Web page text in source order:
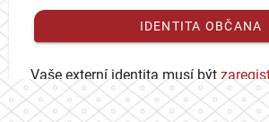
IDENTITA OBČANA
Vaše externí identita musí být
se mohli přihlásit ke svému CAS účtu.